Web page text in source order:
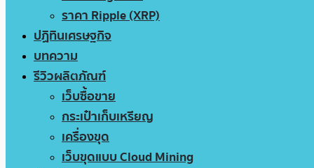
ราคา Ripple (XRP)
ปฏิทินเศรษฐกิจ
บทความ
รีวิวผลิตภัณฑ์
เว็บซื้อขาย
กระเป๋าเก็บเหรียญ
เครื่องขุด
เว็บขุดแบบ Cloud Mining